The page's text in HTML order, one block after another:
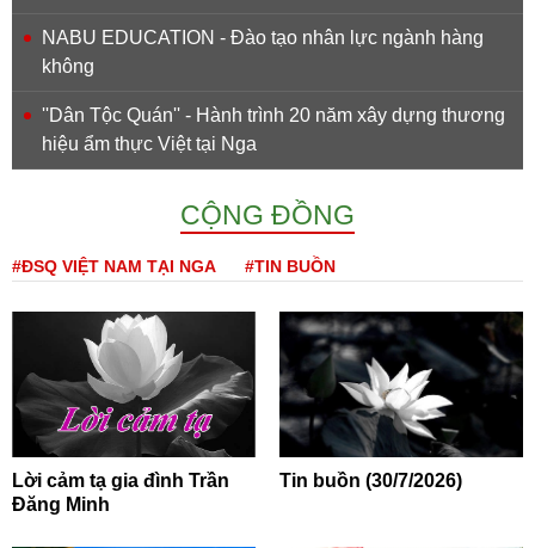
NABU EDUCATION - Đào tạo nhân lực ngành hàng
không
''Dân Tộc Quán'' - Hành trình 20 năm xây dựng thương
hiệu ẩm thực Việt tại Nga
CỘNG ĐỒNG
#ĐSQ VIỆT NAM TẠI NGA #TIN BUỒN
Lời cảm tạ gia đình Trần
Đăng Minh
Tin buồn (30/7/2026)